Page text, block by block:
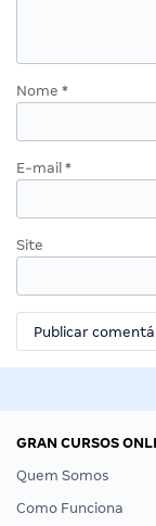
Nome *
E-mail *
Site
GRAN CURSOS
Quem Somos
Como Funciona